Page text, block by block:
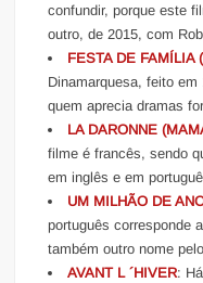
confundir, porque este
outro, de 2015, com
FESTA DE FAMÍLIA
Dinamarquesa, feito
quem aprecia dramas
LA DARONNE
filme é francês, sendo
em inglês e em
UM MILHÃO DE
português corresponde
também outro nome
AVANT L ´HIVER: